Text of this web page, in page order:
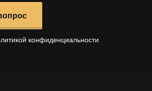
конфиденциальности